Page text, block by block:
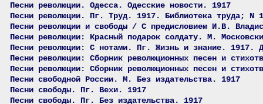
Песни революции. Одесса. Одесские новости. 1917
Песни революции. Пг. Труд. 1917. Библиотека труда; N 1
Песни революции и свободы / С предисловием И.В.
Песни революции: Красный подарок солдату. М.
Песни революции: С нотами. Пг. Жизнь и знание. 1917.
Песни революции: Сборник революционных песен и
Песни революции: Сборник революционных песен и
Песни свободной России. М. Без издательства. 1917
Песни свободы. Пг. Вехи. 1917
Песни свободы. Пг. Без издательства. 1917